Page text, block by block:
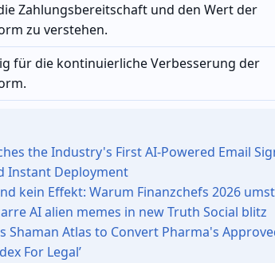
Zahlungsbereitschaft und den Wert der
zu verstehen.
für die kontinuierliche Verbesserung der
the Industry's First AI-Powered Email
Instant Deployment
kein Effekt: Warum Finanzchefs 2026
AI alien memes in new Truth Social blitz
Shaman Atlas to Convert Pharma's
For Legal’